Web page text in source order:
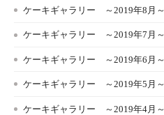
ケーキギャラリー ～2019年8月～
ケーキギャラリー ～2019年7月～
ケーキギャラリー ～2019年6月～
ケーキギャラリー ～2019年5月～
ケーキギャラリー ～2019年4月～